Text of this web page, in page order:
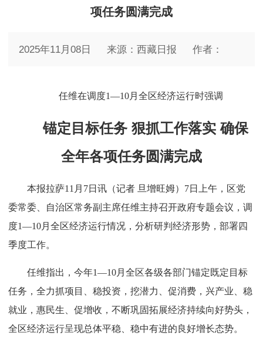
项任务圆满完成
2025年11月08日 来源：西藏日报 作者：
任维在调度1—10月全区经济运行时强调
锚定目标任务 狠抓工作落实 确保
全年各项任务圆满完成
本报拉萨11月7日讯（记者 旦增旺姆）7日上午，区党
委常委、自治区常务副主席任维主持召开政府专题会议，调
度1—10月全区经济运行情况，分析研判经济形势，部署四
季度工作。
任维指出，今年1—10月全区各级各部门锚定既定目标
任务，全力抓项目、稳投资，挖潜力、促消费，兴产业、稳
就业，惠民生、促增收，不断巩固拓展经济持续向好势头，
全区经济运行呈现总体平稳、稳中有进的良好增长态势。